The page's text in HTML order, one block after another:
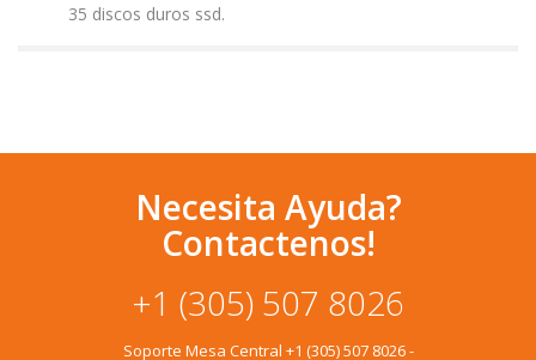
35 discos duros ssd.
Necesita Ayuda?
Contactenos!
+1 (305) 507 8026
Soporte Mesa Central +1 (305) 507 8026-